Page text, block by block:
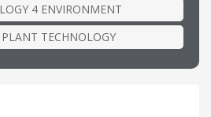
4 ENVIRONMENT
TECHNOLOGY